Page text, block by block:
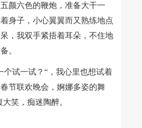
颜六色的鞭炮，准备大干一
身子，小心翼翼而又熟练地点
，我双手紧捂着耳朵，不住地
。
试一试？“，我心里也想试着
节联欢晚会，婀娜多姿的舞
笑，痴迷陶醉。